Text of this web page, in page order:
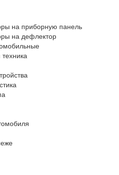
на приборную панель
на дефлектор